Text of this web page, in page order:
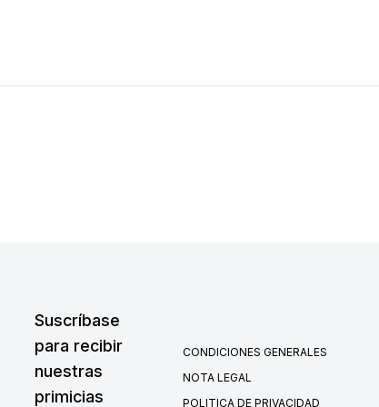
Suscríbase
para recibir
nuestras
primicias
CONDICIONES GENERALES
NOTA LEGAL
POLITICA DE PRIVACIDAD